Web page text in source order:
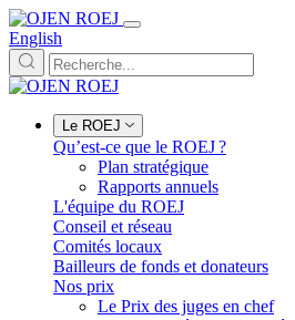
English
Le ROEJ
Qu’est-ce que le ROEJ ?
Plan stratégique
Rapports annuels
L'équipe du ROEJ
Conseil et réseau
Comités locaux
Bailleurs de fonds et donateurs
Nos prix
Le Prix des juges en chef